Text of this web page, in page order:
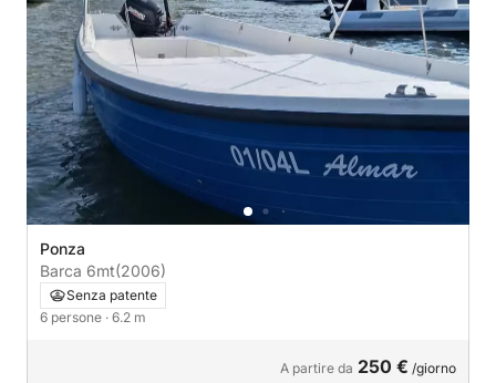
Ponza
Barca 6mt(2006)
Senza patente
6 persone · 6.2 m
A partire da 250 € /giorno